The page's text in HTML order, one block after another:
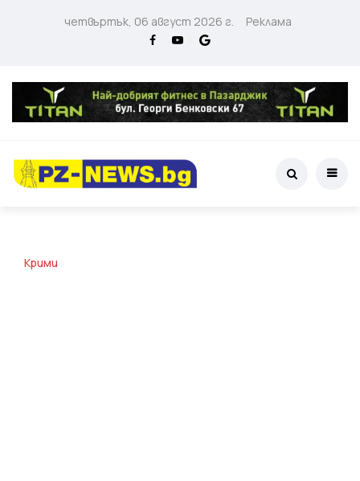
четвъртък, 06 август 2026 г. Реклама
Крими